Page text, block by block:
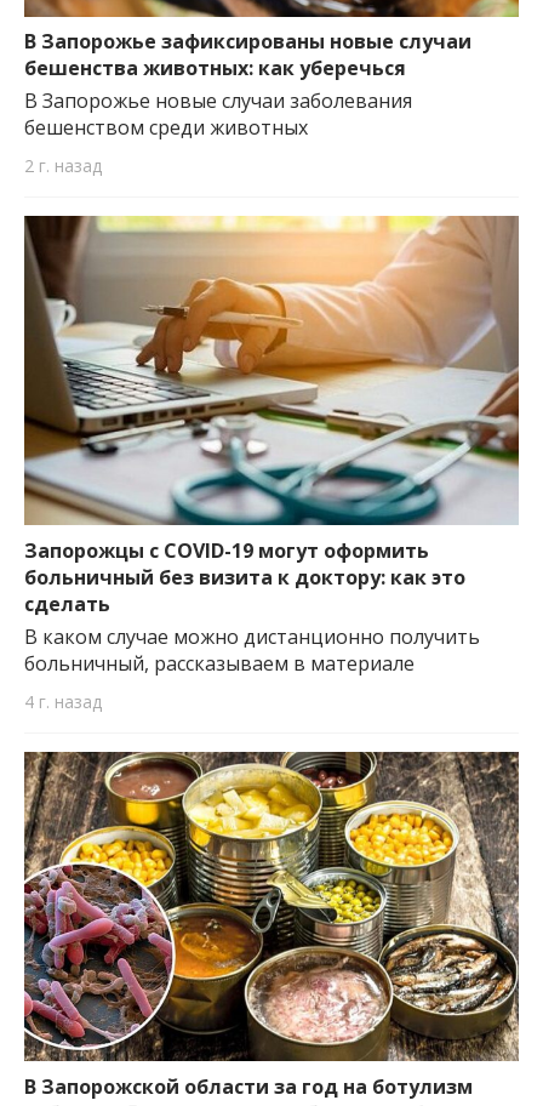
важную информацию о событиях
города Запорожья и области.
В Запорожье зафиксированы новые случаи
бешенства животных: как уберечься
В Запорожье новые случаи заболевания
бешенством среди животных
2 г. назад
Запорожцы с COVID-19 могут оформить
больничный без визита к доктору: как это
сделать
В каком случае можно дистанционно получить
больничный, рассказываем в материале
4 г. назад
В Запорожской области за год на ботулизм